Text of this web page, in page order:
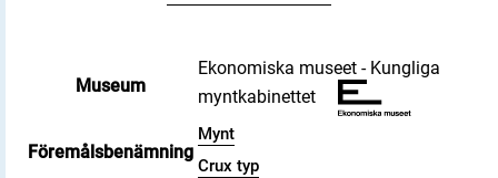
Museum
Ekonomiska museet - Kungliga
myntkabinettet
Föremålsbenämning
Mynt
Crux typ